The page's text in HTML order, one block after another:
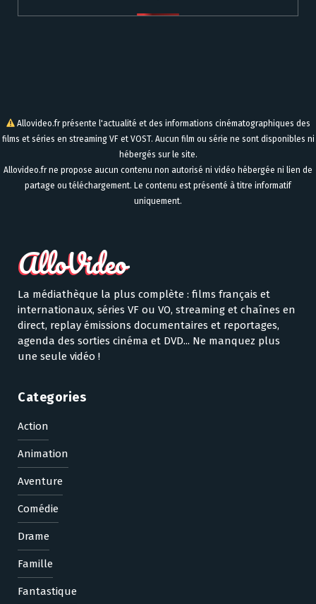
Allovideo.fr présente l'actualité et des informations cinématographiques des
films et séries en streaming VF et VOST. Aucun film ou série ne sont disponibles ni
hébergés sur le site.
Allovideo.fr ne propose aucun contenu non autorisé ni vidéo hébergée ni lien de
partage ou téléchargement. Le contenu est présenté à titre informatif
uniquement.
La médiathèque la plus complète : films français et
internationaux, séries VF ou VO, streaming et chaînes en
direct, replay émissions documentaires et reportages,
agenda des sorties cinéma et DVD... Ne manquez plus
une seule vidéo !
Categories
Action
Animation
Aventure
Comédie
Drame
Famille
Fantastique